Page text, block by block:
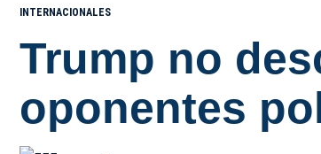
INTERNACIONALES
Trump no
oponentes